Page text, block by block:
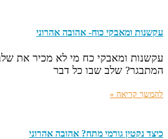
עקשנות ומאבקי כוח- אהובה אהרוני
עקשנות ומאבקי כח מי לא מכיר את
המתבגר? שלב שבו כל דבר
להמשך קריאה »
כיצד נקטין גורמי מתח? אהובה אהרוני